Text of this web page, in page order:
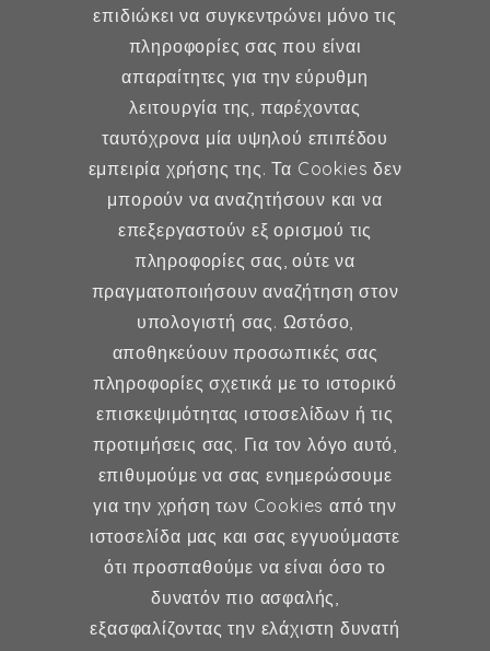
MD, MSc, FMH
Μαιευτήρας - Χειρουργός
Γυναικολόγος
Μέλος ESHRE, ISA, FMH
Γυναικολογία
Υποβοηθούμενη Αναπαραγωγή
Μαιευτική
Επικοινωνία
Κερασούντος 5, Αθήνα 115 28
(30) 211 42 33 309
fexidr@gmail.com
επιδιώκει να συγκεντρώνει μόνο τις
πληροφορίες σας που είναι
απαραίτητες για την εύρυθμη
λειτουργία της, παρέχοντας
ταυτόχρονα μία υψηλού επιπέδου
εμπειρία χρήσης της. Τα Cookies δεν
μπορούν να αναζητήσουν και να
επεξεργαστούν εξ ορισμού τις
πληροφορίες σας, ούτε να
πραγματοποιήσουν αναζήτηση στον
υπολογιστή σας. Ωστόσο,
αποθηκεύουν προσωπικές σας
πληροφορίες σχετικά με το ιστορικό
επισκεψιμότητας ιστοσελίδων ή τις
προτιμήσεις σας. Για τον λόγο αυτό,
επιθυμούμε να σας ενημερώσουμε
για την χρήση των Cookies από την
ιστοσελίδα μας και σας εγγυούμαστε
ότι προσπαθούμε να είναι όσο το
δυνατόν πιο ασφαλής,
εξασφαλίζοντας την ελάχιστη δυνατή